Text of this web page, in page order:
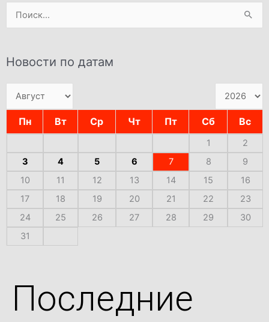
Поиск:
Новости по датам
Пн Вт Ср Чт Пт Сб Вс
1
2
3
4 5 6 7 8
9
10
11 12 13 14 15
16
17
18 19 20 21 22
23
24
25 26 27 28 29
30
31
Последние